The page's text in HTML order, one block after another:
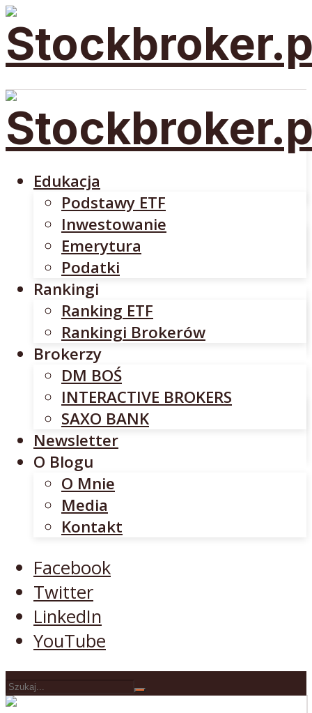
Podstawy ETF
Inwestowanie
Emerytura
Podatki
Rankingi
Ranking ETF
Rankingi Brokerów
Brokerzy
DM BOŚ
INTERACTIVE BROKERS
SAXO BANK
Newsletter
O Blogu
O Mnie
Media
Kontakt
Facebook
Twitter
LinkedIn
YouTube
Edukacja
Podstawy ETF
Inwestowanie
Emerytura
Podatki
Rankingi
Ranking ETF
Rankingi Brokerów
Brokerzy
DM BOŚ
INTERACTIVE BROKERS
SAXO BANK
Newsletter
O Blogu
O Mnie
Media
Kontakt
Facebook
Twitter
LinkedIn
YouTube